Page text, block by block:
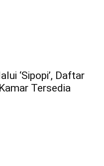
‘Sipopi’, Daftar
Tersedia